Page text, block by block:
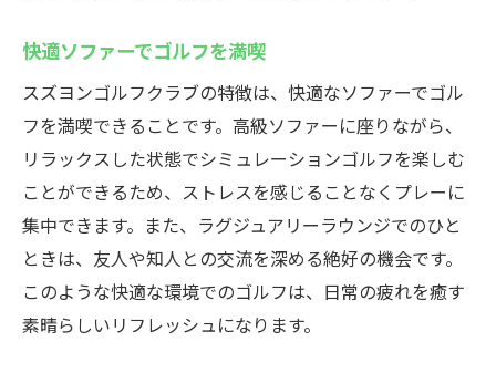
快適ソファーでゴルフを満喫
スズヨンゴルフクラブの特徴は、快適なソファーでゴル
フを満喫できることです。高級ソファーに座りながら、
リラックスした状態でシミュレーションゴルフを楽しむ
ことができるため、ストレスを感じることなくプレーに
集中できます。また、ラグジュアリーラウンジでのひと
ときは、友人や知人との交流を深める絶好の機会です。
このような快適な環境でのゴルフは、日常の疲れを癒す
素晴らしいリフレッシュになります。